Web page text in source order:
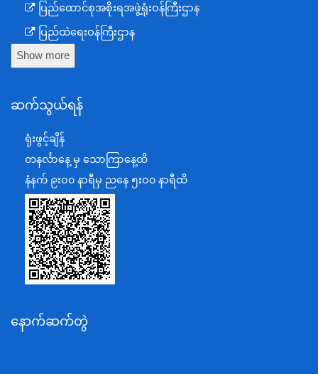
ပြည်ထောင်စုအစိုးရအဖွဲ့ရုံးဝန်ကြီးဌာန
ပြည်ထဲရေးဝန်ကြီးဌာန
ကာကွယ်ရေးဝန်ကြီးဌာန
စီမံကိန်း၊ဘဏ္ဍာရေးနှင့်စက်မှုဝန်ကြီးဌာန
ရင်းနှီးမြှုပ်နှံမှုနှင့် နိုင်ငံခြားစီးပွားဆက်သွယ်ရေးဝန်ကြီးဌာန
အပြည်ပြည်ဆိုင်ရာပူးပေါင်းဆောင်ရွက်ရေးဝန်ကြီးဌာန
ပြန်ကြားရေးဝန်ကြီးဌာန
သာသနာရေးနှင့် ယဉ်ကျေးမှုဝန်ကြီးဌာန
စိုက်ပျိုးရေး၊မွေးမြူရေးနှင့်ဆည်မြောင်းဝန်ကြီးဌာန
ပို့ဆောင်ရေးနှင့်ဆက်သွယ်ရေးဝန်ကြီးဌာန
သယံဇာတနှင့်ပတ်ဝန်းကျင်ထိန်းသိမ်းရေးဝန်ကြီးဌာန
အလုပ်သမား၊လူဝင်မှုကြီးကြပ်ရေးနှင့်ပြည်သူ့အင်အား
Show more
ဆက်သွယ်ရန်
ရုံးဖွင့်ချိန်
တနင်္လာနေ့ မှ သောကြာနေ့ထိ
နံနက် ၉းဝ၀ နာရီမှ ညနေ ၅းဝ၀ နာရီထိ
နောက်ဆက်တွဲ